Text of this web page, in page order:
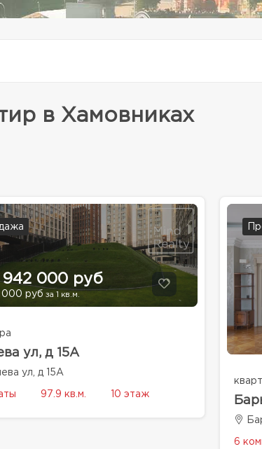
в Хамовниках
942 000 руб
000 руб за 1 кв.м.
ул, д 15А
ул, д 15А
97.9 кв.м. 10 этаж
6